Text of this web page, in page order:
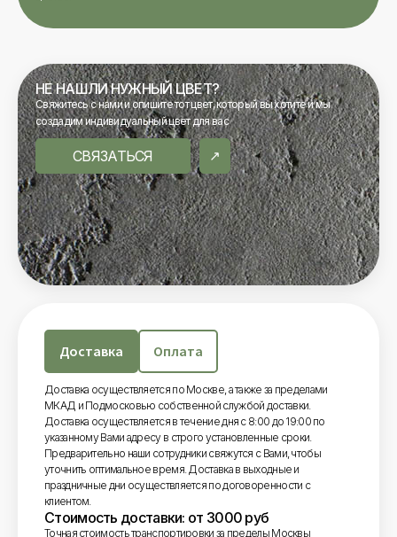
НЕ НАШЛИ НУЖНЫЙ ЦВЕТ?
Свяжитесь с нами и опишите тот цвет, который вы хотите и мы
создадим индивидуальный цвет для вас
СВЯЗАТЬСЯ
Доставка Оплата
Доставка осуществляется по Москве, а также за пределами
МКАД и Подмосковью собственной службой доставки.
Доставка осуществляется в течение дня с 8:00 до 19:00 по
указанному Вами адресу в строго установленные сроки.
Предварительно наши сотрудники свяжутся с Вами, чтобы
уточнить оптимальное время. Доставка в выходные и
праздничные дни осуществляется по договоренности с
клиентом.
Стоимость доставки: от 3000 руб
Точная стоимость транспортировки за пределы Москвы